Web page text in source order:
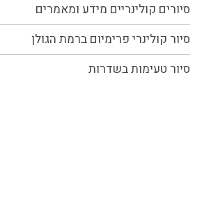
סיורים קולינריים מידע ומאמרים
סיור קולינרי פרימיום ברמת הגולן
סיור טעימות בשדרות